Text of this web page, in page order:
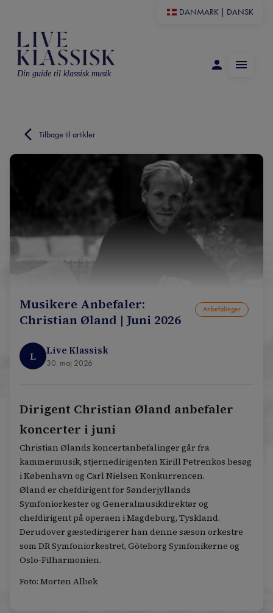
DANMARK DANSK
Din guide til klassisk musik
Tilbage til artikler
Musikere Anbefaler:
Christian Øland | Juni 2026
Anbefalinger
L Live Klassisk
30. maj 2026
Dirigent Christian Øland anbefaler
koncerter i juni
Christian Ølands koncertanbefalinger går fra
kammermusik, stjernedirigenten Kirill Petrenkos besøg
i København og Carl Nielsen Konkurrencen.
Øland er chefdirigent for Sønderjyllands
Symfoniorkester og Generalmusikdirektør og
chefdirigent på operaen i Magdeburg, Tyskland.
Derudover gæstedirigerer han denne sæson orkestre
som DR Symfoniorkestret, Göteborg Symfonikerne og
Oslo-Filharmonien.
Foto: Morten Albek